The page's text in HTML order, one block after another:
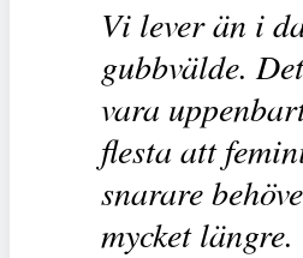
Vi lever än i
gubbvälde.
vara
flesta att
snarare
mycket längre.